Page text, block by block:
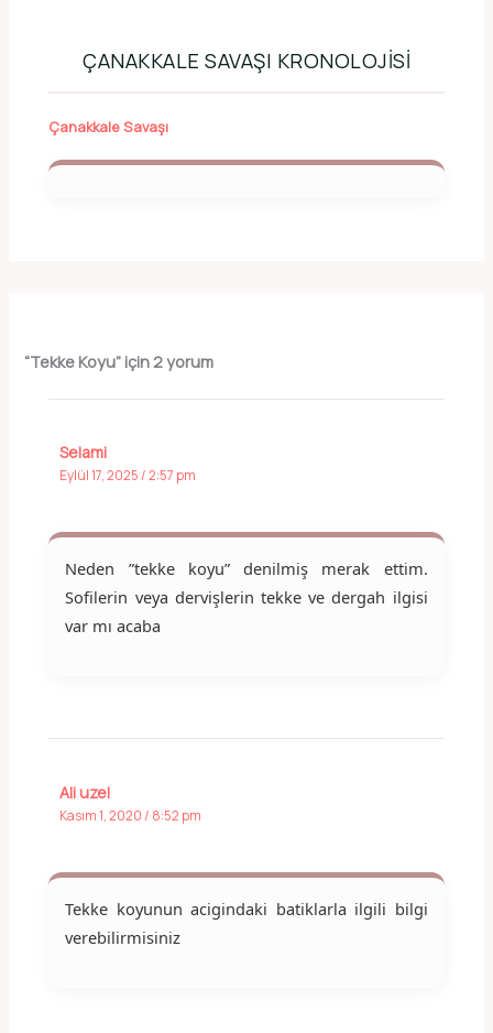
ÇANAKKALE SAVAŞI KRONOLOJISI
Çanakkale Savaşı
“Tekke Koyu” için 2 yorum
Selami
Eylül 17, 2025 / 2:57 pm
Neden ”tekke koyu” denilmiş merak ettim.
Sofilerin veya dervişlerin tekke ve dergah ilgisi
var mı acaba
Ali uzel
Kasım 1, 2020 / 8:52 pm
Tekke koyunun acigindaki batiklarla ilgili bilgi
verebilirmisiniz